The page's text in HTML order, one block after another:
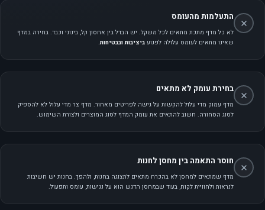
התעלמות מהעומס
לא כל מדף מתכת מתאים לכל משקל. יש הבדל בין אחסון קל, בינוני וכבד. בחירה במדף
שאינו מתאים לעומס עלולה לפגוע ביציבות ובבטיחות.
בחירת עומק לא מתאים
מדף עמוק מדי עלול להקשות על גישה לפריטים מאחור. מדף צר מדי עלול לא להספיק
לסוג הסחורה. חשוב להתאים את עומק המדף לסוג המוצרים ולצורת השימוש.
חוסר התאמה בין מחסן לחנות
מדף שמתאים למחסן לא בהכרח מתאים לתצוגה בחנות, ולהפך. בחנות יש חשיבות
לנראות ולחוויית לקוח, בעוד שבמחסן הדגש הוא על נגישות, עומס ותפעול.